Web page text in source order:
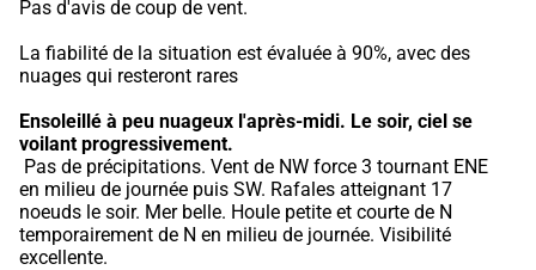
Pas d'avis de coup de vent.
La fiabilité de la situation est évaluée à 90%, avec des
nuages qui resteront rares
Ensoleillé à peu nuageux l'après-midi. Le soir, ciel se
voilant progressivement.
en milieu de journée puis SW. Rafales atteignant 17
noeuds le soir. Mer belle. Houle petite et courte de N
temporairement de N en milieu de journée. Visibilité
excellente.